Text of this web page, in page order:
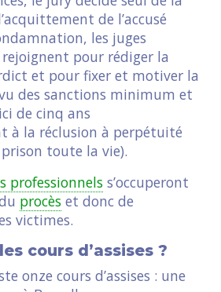
de l’accusé
les juges
pour rédiger la
et pour fixer et motiver la
des sanctions minimum et
de cinq ans
à la réclusion à perpétuité
toute la vie).
professionnels s’occuperont
procès et donc de
victimes.
cours d’assises ?
onze cours d’assises : une